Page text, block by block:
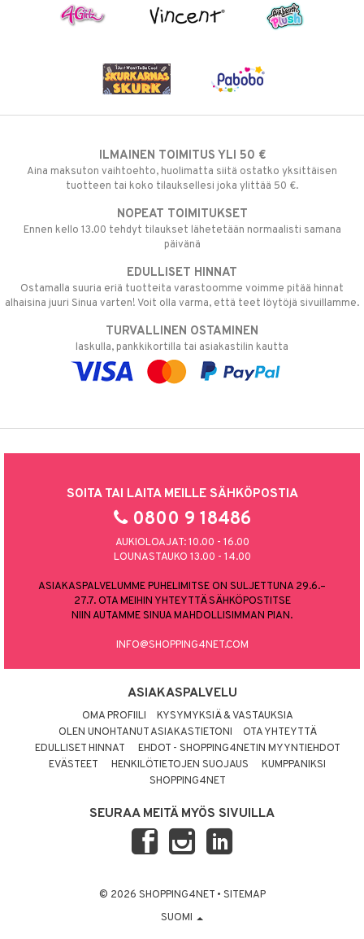
ILMAINEN TOIMITUS YLI 50 €
Aina maksuton vaihtoehto, huolimatta siitä ostatko yksittäisen
tuotteen tai koko tilauksellesi joka ylittää 50 €.
NOPEAT TOIMITUKSET
Ennen kello 13.00 tehdyt tilaukset lähetetään normaalisti samana
päivänä
EDULLISET HINNAT
Ostamalla suuria eriä tuotteita varastoomme voimme pitää hinnat
alhaisina juuri Sinua varten! Voit olla varma, että teet löytöjä sivuillamme.
TURVALLINEN OSTAMINEN
laskulla, pankkikortilla tai asiakastilin kautta
SOITA TAI LAITA MEILLE SÄHKÖPOSTIA
0800 9 18486
AUKIOLOAJAT: 10.00 - 16.00
LOUNASTAUKO 13.00 - 14.00
ASIAKASPALVELUMME PUHELIMITSE ON SULJETTUNA 29.6.–
27.7. OTA MEIHIN YHTEYTTÄ SÄHKÖPOSTITSE
NIIN AUTAMME SINUA MAHDOLLISIMMAN PIAN.
INFO@SHOPPING4NET.COM
ASIAKASPALVELU
OMA PROFIILI
KYSYMYKSIÄ & VASTAUKSIA
OLEN UNOHTANUT ASIAKASTIETONI
OTA YHTEYTTÄ
EDULLISET HINNAT
EHDOT - SHOPPING4NETIN MYYNTIEHDOT
EVÄSTEET
HENKILÖTIETOJEN SUOJAUS
KUMPPANIKSI
SHOPPING4NET
SEURAA MEITÄ MYÖS SIVUILLA
© 2026 SHOPPING4NET • SITEMAP
SUOMI